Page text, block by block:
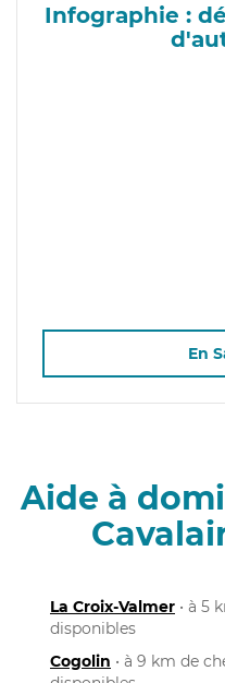
Infographie :
En
Aide à
La Croix-Valmer • à 5
disponibles
Cogolin • à 9 km de